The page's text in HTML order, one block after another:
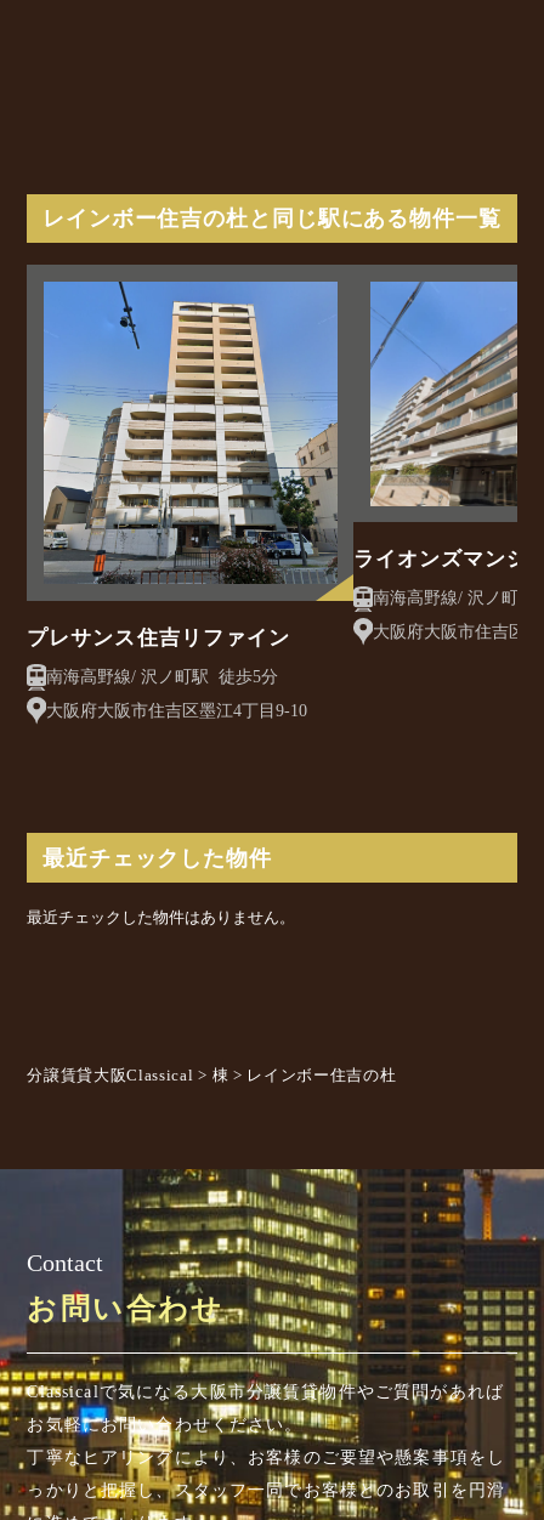
レインボー住吉の杜と同じ駅にある物件一覧
プレサンス住吉リファイン
南海高野線/ 沢ノ町駅 徒歩5分
大阪府大阪市住吉区墨江4丁目9-10
ライオンズマンシ
大阪府大阪市住吉区
最近チェックした物件
最近チェックした物件はありません。
分譲賃貸大阪Classical > 棟 > レインボー住吉の杜
Contact
お問い合わせ
Classicalで気になる大阪市分譲賃貸物件やご質問があれば
お気軽にお問い合わせください。
丁寧なヒアリングにより、お客様のご要望や懸案事項を し
っかりと把握し、スタッフ一同でお客様とのお取引を円滑